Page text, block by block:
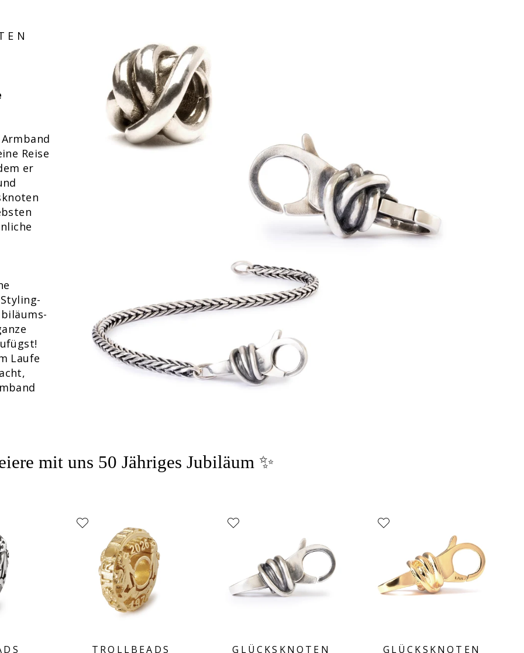
Reise
er
Laufe
mit uns 50 Jähriges Jubiläum ✨
TROLLBEADS GLÜCKSKNOTEN GLÜCKSKNOTEN